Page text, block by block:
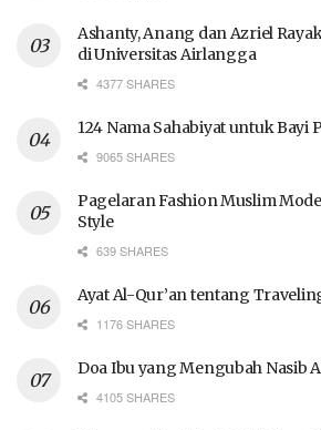
Ashanty, Anang dan Azriel
di Universitas Airlangga
4377 SHARES
124 Nama Sahabiyat untuk Bayi
9065 SHARES
Pagelaran Fashion Muslim
Style
639 SHARES
Ayat Al-Qur’an tentang
1176 SHARES
Doa Ibu yang Mengubah Nasib
4105 SHARES